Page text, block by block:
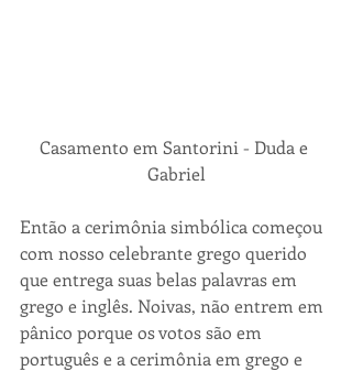
Casamento em Santorini - Duda e
Gabriel
Então a cerimônia simbólica começou
com nosso celebrante grego querido
que entrega suas belas palavras em
grego e inglês. Noivas, não entrem em
pânico porque os votos são em
português e a cerimônia em grego e